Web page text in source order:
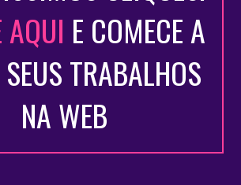
AQUI E COMECE A
TRABALHOS
NA WEB